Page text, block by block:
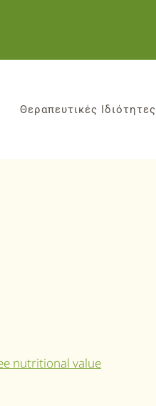
Θεραπευτικές Ιδιότητες